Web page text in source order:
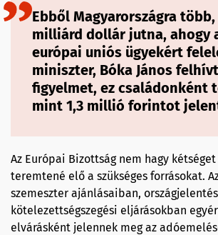
Ebből Magyarországra
milliárd dollár jutna, ahogy
európai uniós ügyekért
miniszter, Bóka János
figyelmet, ez családonként
mint 1,3 millió forintot
Az Európai Bizottság nem hagy
teremtené elő a szükséges forrásokat.
szemeszter ajánlásaiban,
kötelezettségszegési eljárásokban
elvárásként jelennek meg az